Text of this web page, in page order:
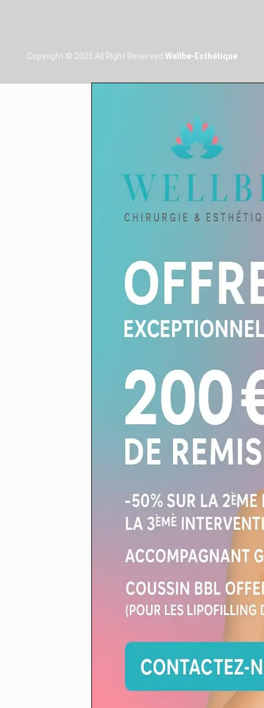
Copyright © 2025 All Right Reserved Wellbe-Esthétique